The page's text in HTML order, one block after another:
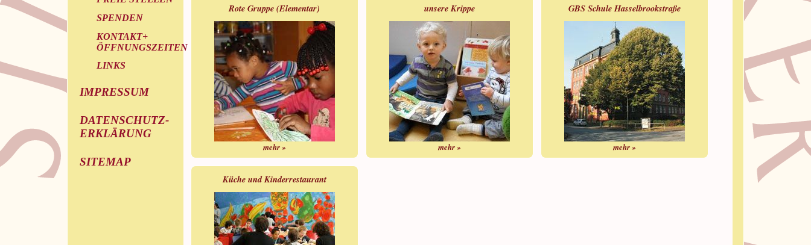
SPENDEN
KONTAKT+
ÖFFNUNGSZEITEN
LINKS
IMPRESSUM
DATENSCHUTZ-
ERKLÄRUNG
SITEMAP
Rote Gruppe (Elementar)
mehr »
unsere Krippe
mehr »
GBS Schule Hasselbrookstraße
mehr »
Küche und Kinderrestaurant